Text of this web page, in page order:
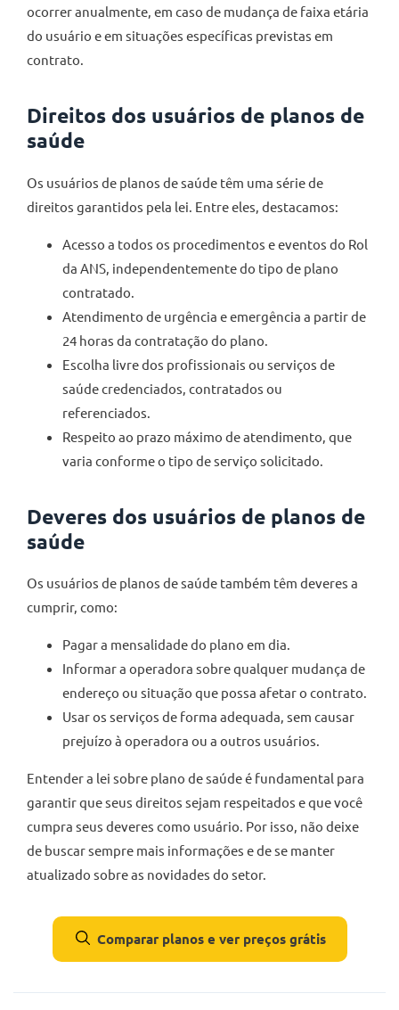
ocorrer anualmente, em caso de mudança de faixa etária
do usuário e em situações específicas previstas em
contrato.
Direitos dos usuários de planos de
saúde
Os usuários de planos de saúde têm uma série de
direitos garantidos pela lei. Entre eles, destacamos:
Acesso a todos os procedimentos e eventos do Rol
da ANS, independentemente do tipo de plano
contratado.
Atendimento de urgência e emergência a partir de
24 horas da contratação do plano.
Escolha livre dos profissionais ou serviços de
saúde credenciados, contratados ou
referenciados.
Respeito ao prazo máximo de atendimento, que
varia conforme o tipo de serviço solicitado.
Deveres dos usuários de planos de
saúde
Os usuários de planos de saúde também têm deveres a
cumprir, como:
Pagar a mensalidade do plano em dia.
Informar a operadora sobre qualquer mudança de
endereço ou situação que possa afetar o contrato.
Usar os serviços de forma adequada, sem causar
prejuízo à operadora ou a outros usuários.
Entender a lei sobre plano de saúde é fundamental para
garantir que seus direitos sejam respeitados e que você
cumpra seus deveres como usuário. Por isso, não deixe
de buscar sempre mais informações e de se manter
atualizado sobre as novidades do setor.
Comparar planos e ver preços grátis